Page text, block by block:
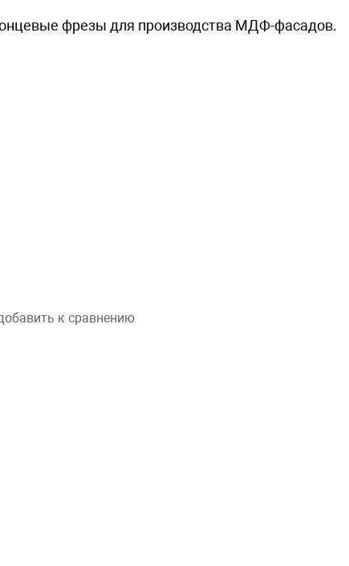
фрезы для производства МДФ-фасадов.
к сравнению